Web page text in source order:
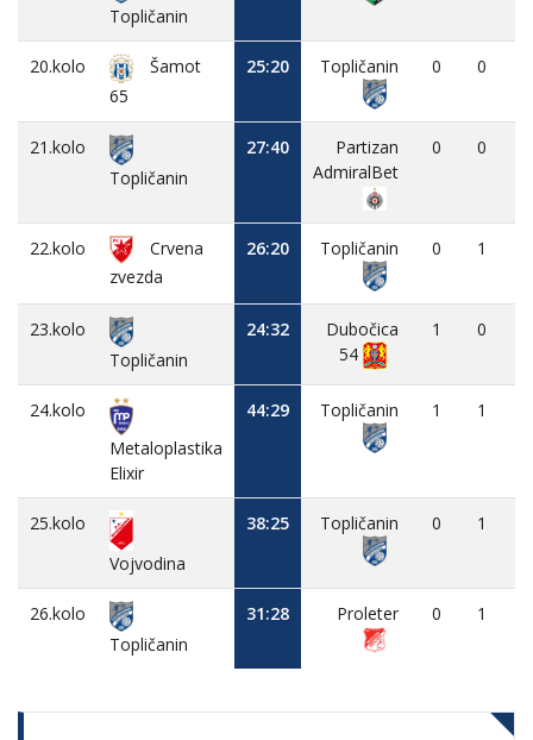
Topličanin
20.kolo
Šamot
65
25:20 Topličanin 0 0
21.kolo
Topličanin
27:40
Partizan
AdmiralBet
0 0
22.kolo
Crvena
zvezda
26:20 Topličanin 0 1
23.kolo
Topličanin
24:32
Dubočica
54
1 0
24.kolo
Metaloplastika
Elixir
44:29 Topličanin 1 1
25.kolo
Vojvodina
38:25 Topličanin 0 1
26.kolo
Topličanin
31:28 Proleter 0 1